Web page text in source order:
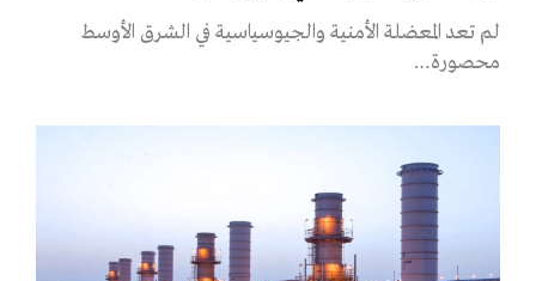
لم تعد المعضلة الأمنية والجيوسياسية في الشرق الأوسط
محصورة…